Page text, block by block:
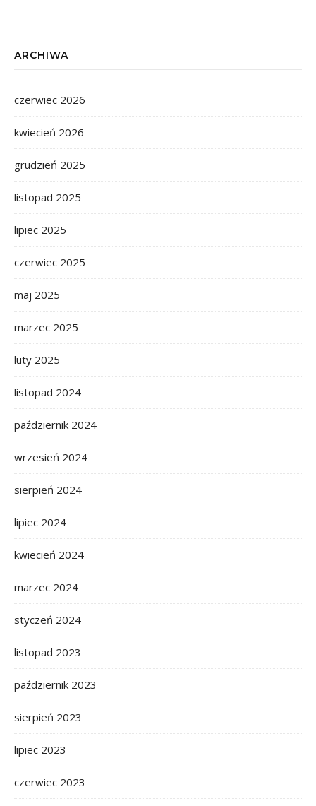
ARCHIWA
czerwiec 2026
kwiecień 2026
grudzień 2025
listopad 2025
lipiec 2025
czerwiec 2025
maj 2025
marzec 2025
luty 2025
listopad 2024
październik 2024
wrzesień 2024
sierpień 2024
lipiec 2024
kwiecień 2024
marzec 2024
styczeń 2024
listopad 2023
październik 2023
sierpień 2023
lipiec 2023
czerwiec 2023